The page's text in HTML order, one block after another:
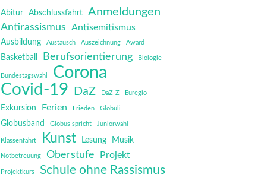
Abitur Abschlussfahrt Anmeldungen
Antirassismus Antisemitismus
Ausbildung Austausch Auszeichnung Award
Basketball Berufsorientierung Biologie
Bundestagswahl Corona
Covid-19 DaZ DaZ-Z Euregio
Exkursion Ferien Frieden Globuli
Globusband Globus spricht Juniorwahl
Klassenfahrt Kunst Lesung Musik
Notbetreuung Oberstufe Projekt
Projektkurs Schule ohne Rassismus